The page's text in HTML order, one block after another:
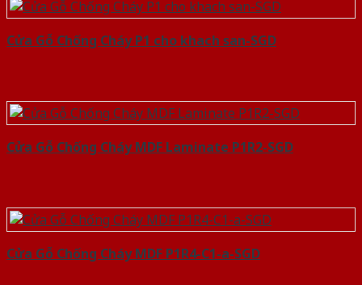
Cửa Gỗ Chống Cháy P1 cho khach san-SGD
Cửa Gỗ Chống Cháy MDF Laminate P1R2-SGD
Cửa Gỗ Chống Cháy MDF P1R4-C1-a-SGD